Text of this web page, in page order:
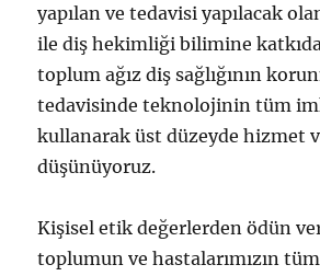
yapılan ve tedavisi yapılacak
ile diş hekimliği bilimine
toplum ağız diş sağlığının
tedavisinde teknolojinin tüm
kullanarak üst düzeyde hizmet
düşünüyoruz.
Kişisel etik değerlerden ödün
toplumun ve hastalarımızın